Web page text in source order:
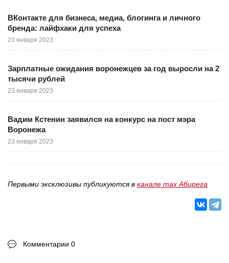
ВКонтакте для бизнеса, медиа, блогинга и личного
бренда: лайфхаки для успеха
23 января 2023
Зарплатные ожидания воронежцев за год выросли на 2
тысячи рублей
23 января 2023
Вадим Кстенин заявился на конкурс на пост мэра
Воронежа
23 января 2023
Первыми эксклюзивы публикуются в канале max Абирега
Комментарии 0